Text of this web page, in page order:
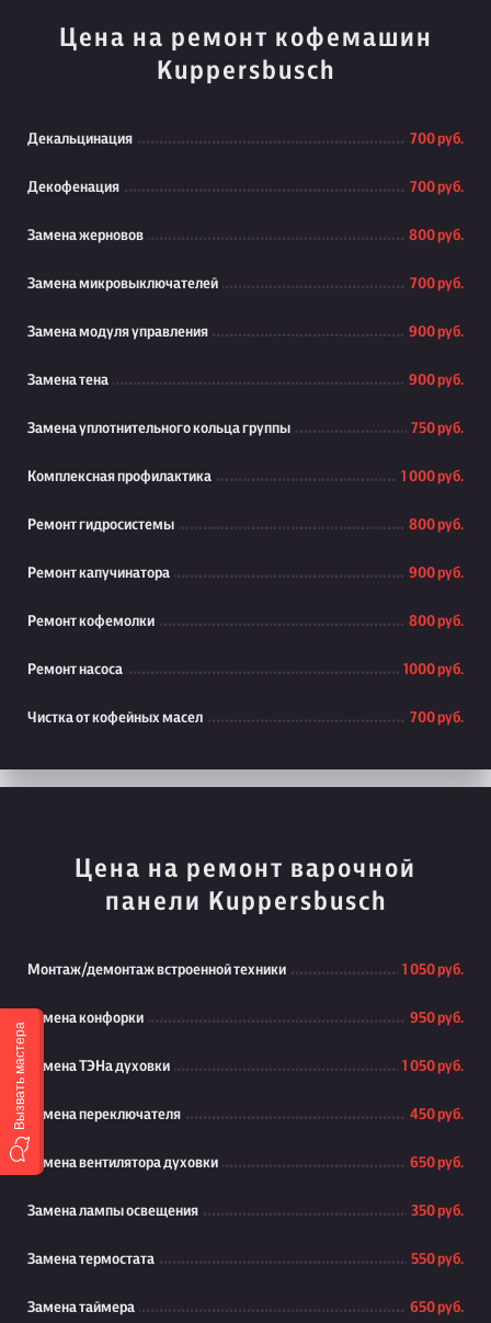
Цена на ремонт кофемашин
Kuppersbusch
Декальцинация 700 руб.
Декофенация 700 руб.
Замена жерновов 800 руб.
Замена микровыключателей 700 руб.
Замена модуля управления 900 руб.
Замена тена 900 руб.
Замена уплотнительного кольца группы 750 руб.
Комплексная профилактика 1 000 руб.
Ремонт гидросистемы 800 руб.
Ремонт капучинатора 900 руб.
Ремонт кофемолки 800 руб.
Ремонт насоса 1000 руб.
Чистка от кофейных масел 700 руб.
Цена на ремонт варочной
панели Kuppersbusch
Монтаж/демонтаж встроенной техники 1 050 руб.
Замена конфорки 950 руб.
Замена ТЭНа духовки 1 050 руб.
Замена переключателя 450 руб.
Замена вентилятора духовки 650 руб.
Замена лампы освещения 350 руб.
Замена термостата 550 руб.
Замена таймера 650 руб.
Вызвать мастера